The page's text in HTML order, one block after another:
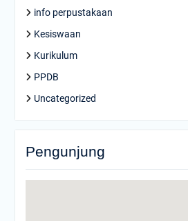
info perpustakaan
Kesiswaan
Kurikulum
PPDB
Uncategorized
Pengunjung